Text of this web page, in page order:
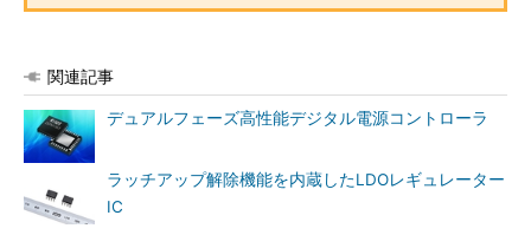
関連記事
デュアルフェーズ高性能デジタル電源コントローラ
ラッチアップ解除機能を内蔵したLDOレギュレーター
IC